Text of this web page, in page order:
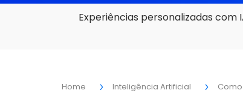
Experiências personalizadas com
Home Inteligência Artificial